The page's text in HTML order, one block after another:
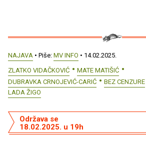
NAJAVA • Piše: MV INFO • 14.02.2025.
ZLATKO VIDAČKOVIĆ
MATE MATIŠIĆ
DUBRAVKA CRNOJEVIĆ-CARIĆ
BEZ CENZURE
LADA ŽIGO
Održava se
18.02.2025. u 19h